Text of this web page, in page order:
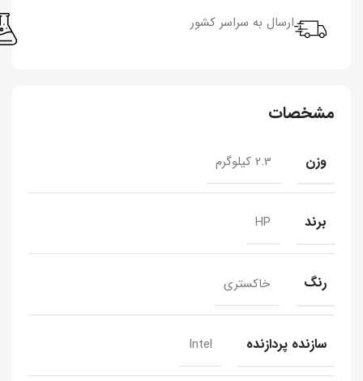
ارسال به سراسر کشور
مشخصات
وزن 2.3 کیلوگرم
برند HP
رنگ خاکستری
سازنده پردازنده Intel